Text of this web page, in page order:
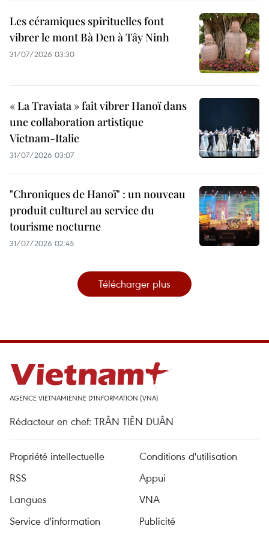
Les céramiques spirituelles font
vibrer le mont Bà Den à Tây Ninh
31/07/2026 03:30
« La Traviata » fait vibrer Hanoï dans
une collaboration artistique
Vietnam-Italie
31/07/2026 03:07
"Chroniques de Hanoï" : un nouveau
produit culturel au service du
tourisme nocturne
31/07/2026 02:45
Télécharger plus
AGENCE VIETNAMIENNE D'INFORMATION (VNA)
Rédacteur en chef: TRÂN TIÊN DUÂN
Propriété intellectuelle
Conditions d'utilisation
RSS
Appui
Langues
VNA
Service d'information
Publicité